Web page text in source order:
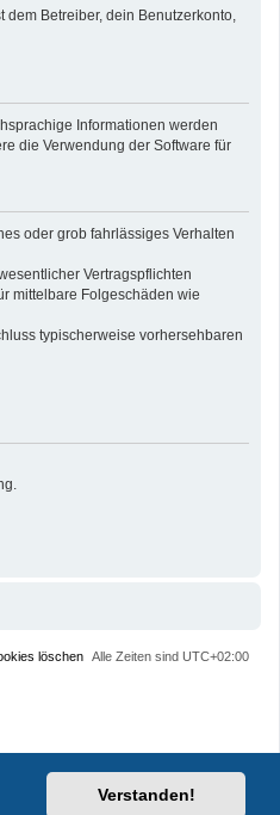
Verstanden!
dem Betreiber, dein Benutzerkonto,
Informationen werden
die Verwendung der Software für
oder grob fahrlässiges Verhalten
Vertragspflichten
mittelbare Folgeschäden wie
typischerweise vorhersehbaren
Alle Zeiten sind UTC+02:00
löschen